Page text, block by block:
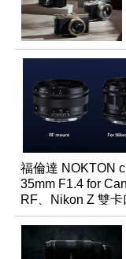
福倫達 NOKTON
35mm F1.4 for
RF、Nikon Z 雙卡
同步登台